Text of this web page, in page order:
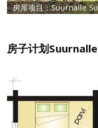
房子计划Suurnalle